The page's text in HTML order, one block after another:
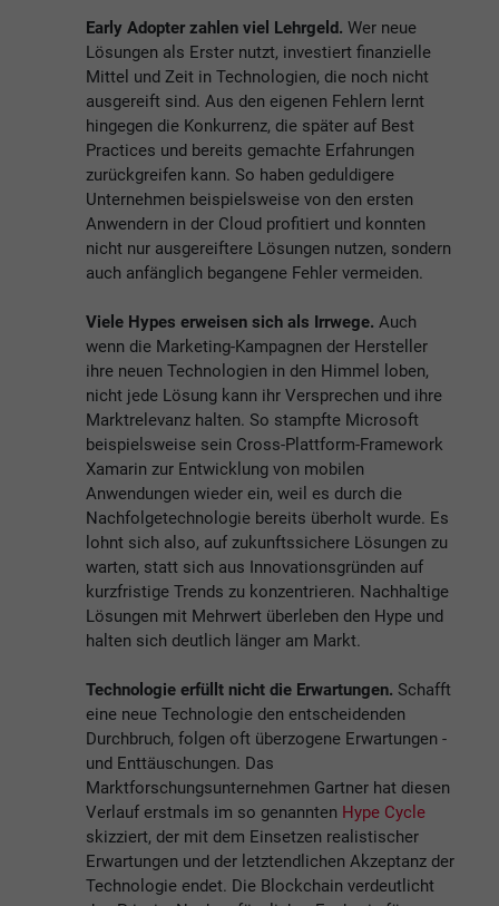
Early Adopter zahlen viel Lehrgeld. Wer neue
Lösungen als Erster nutzt, investiert finanzielle
Mittel und Zeit in Technologien, die noch nicht
ausgereift sind. Aus den eigenen Fehlern lernt
hingegen die Konkurrenz, die später auf Best
Practices und bereits gemachte Erfahrungen
zurückgreifen kann. So haben geduldigere
Unternehmen beispielsweise von den ersten
Anwendern in der Cloud profitiert und konnten
nicht nur ausgereiftere Lösungen nutzen, sondern
auch anfänglich begangene Fehler vermeiden.
Viele Hypes erweisen sich als Irrwege. Auch
wenn die Marketing-Kampagnen der Hersteller
ihre neuen Technologien in den Himmel loben,
nicht jede Lösung kann ihr Versprechen und ihre
Marktrelevanz halten. So stampfte Microsoft
beispielsweise sein Cross-Plattform-Framework
Xamarin zur Entwicklung von mobilen
Anwendungen wieder ein, weil es durch die
Nachfolgetechnologie bereits überholt wurde. Es
lohnt sich also, auf zukunftssichere Lösungen zu
warten, statt sich aus Innovationsgründen auf
kurzfristige Trends zu konzentrieren. Nachhaltige
Lösungen mit Mehrwert überleben den Hype und
halten sich deutlich länger am Markt.
Technologie erfüllt nicht die Erwartungen. Schafft
eine neue Technologie den entscheidenden
Durchbruch, folgen oft überzogene Erwartungen -
und Enttäuschungen. Das
Marktforschungsunternehmen Gartner hat diesen
Verlauf erstmals im so genannten Hype Cycle
skizziert, der mit dem Einsetzen realistischer
Erwartungen und der letztendlichen Akzeptanz der
Technologie endet. Die Blockchain verdeutlicht